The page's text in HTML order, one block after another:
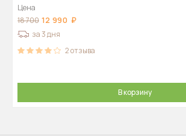
Цена
18 700 12 990
за 3 дня
2отзыва
В корзину